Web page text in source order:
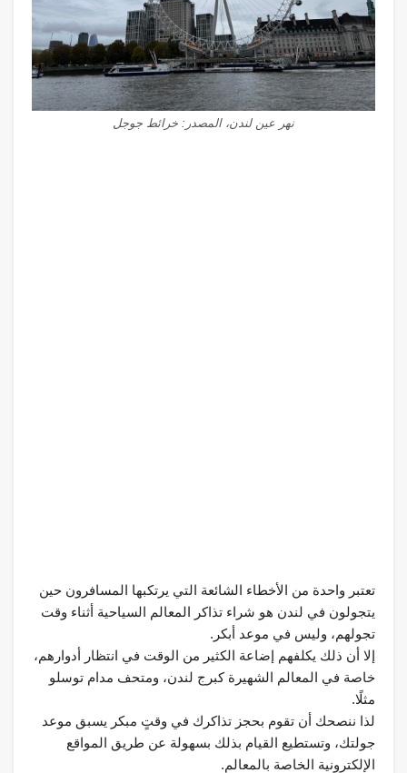
نهر عين لندن، المصدر: خرائط جوجل
تعتبر واحدة من الأخطاء الشائعة التي يرتكبها المسافرون حين
يتجولون في لندن هو شراء تذاكر المعالم السياحية أثناء وقت
تجولهم، وليس في موعد أبكر.
إلا أن ذلك يكلفهم إضاعة الكثير من الوقت في انتظار أدوارهم،
خاصة في المعالم الشهيرة كبرج لندن، ومتحف مدام توسلو
مثلًا.
لذا ننصحك أن تقوم بحجز تذاكرك في وقتٍ مبكر يسبق موعد
جولتك، وتستطيع القيام بذلك بسهولة عن طريق المواقع
الإلكترونية الخاصة بالمعالم.